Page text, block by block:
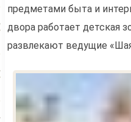
предметами быта и
двора работает детская
развлекают ведущие